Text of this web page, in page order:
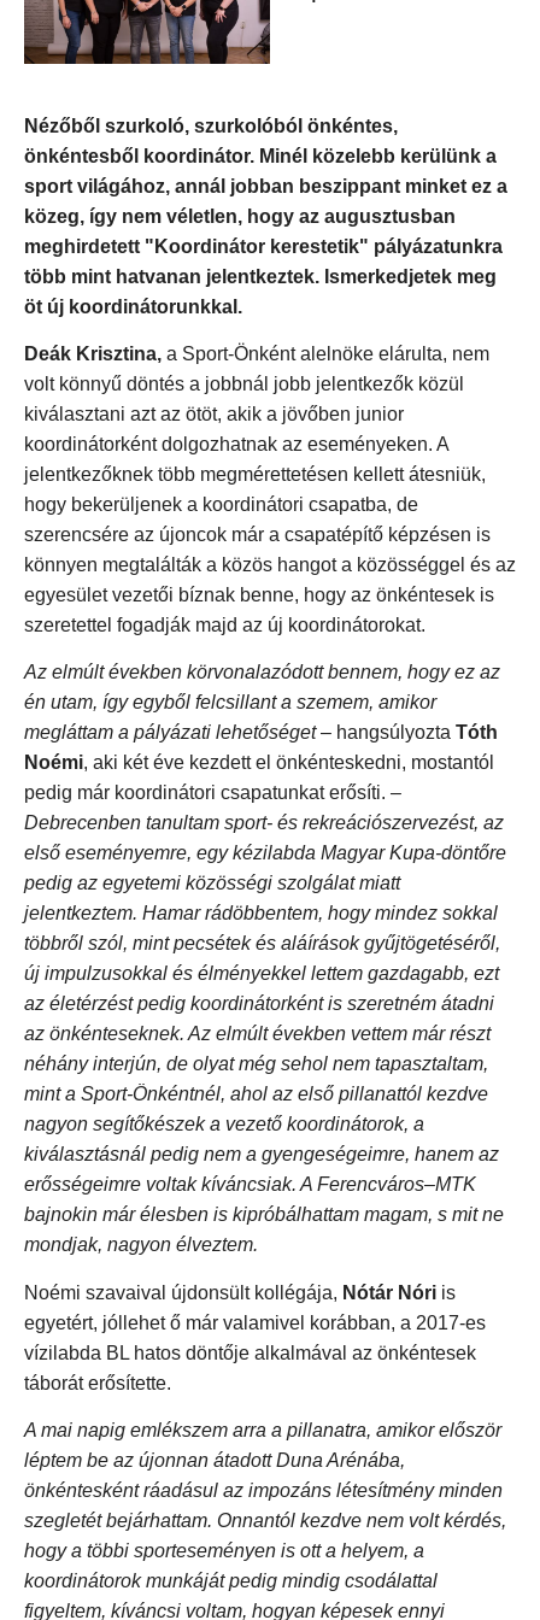
Nézőből szurkoló, szurkolóból önkéntes,
önkéntesből koordinátor. Minél közelebb kerülünk a
sport világához, annál jobban beszippant minket ez a
közeg, így nem véletlen, hogy az augusztusban
meghirdetett "Koordinátor kerestetik" pályázatunkra
több mint hatvanan jelentkeztek. Ismerkedjetek meg
öt új koordinátorunkkal.
Deák Krisztina, a Sport-Önként alelnöke elárulta, nem
volt könnyű döntés a jobbnál jobb jelentkezők közül
kiválasztani azt az ötöt, akik a jövőben junior
koordinátorként dolgozhatnak az eseményeken. A
jelentkezőknek több megmérettetésen kellett átesniük,
hogy bekerüljenek a koordinátori csapatba, de
szerencsére az újoncok már a csapatépítő képzésen is
könnyen megtalálták a közös hangot a közösséggel és az
egyesület vezetői bíznak benne, hogy az önkéntesek is
szeretettel fogadják majd az új koordinátorokat.
Az elmúlt években körvonalazódott bennem, hogy ez az
én utam, így egyből felcsillant a szemem, amikor
megláttam a pályázati lehetőséget– hangsúlyozta Tóth
Noémi, aki két éve kezdett el önkénteskedni, mostantól
pedig már koordinátori csapatunkat erősíti. –
Debrecenben tanultam sport- és rekreációszervezést, az
első eseményemre, egy kézilabda Magyar Kupa-döntőre
pedig az egyetemi közösségi szolgálat miatt
jelentkeztem. Hamar rádöbbentem, hogy mindez sokkal
többről szól, mint pecsétek és aláírások gyűjtögetéséről,
új impulzusokkal és élményekkel lettem gazdagabb, ezt
az életérzést pedig koordinátorként is szeretném átadni
az önkénteseknek. Az elmúlt években vettem már részt
néhány interjún, de olyat még sehol nem tapasztaltam,
mint a Sport-Önkéntnél, ahol az első pillanattól kezdve
nagyon segítőkészek a vezető koordinátorok, a
kiválasztásnál pedig nem a gyengeségeimre, hanem az
erősségeimre voltak kíváncsiak. A Ferencváros–MTK
bajnokin már élesben is kipróbálhattam magam, s mit ne
mondjak, nagyon élveztem.
Noémi szavaival újdonsült kollégája, Nótár Nóri is
egyetért, jóllehet ő már valamivel korábban, a 2017-es
vízilabda BL hatos döntője alkalmával az önkéntesek
táborát erősítette.
A mai napig emlékszem arra a pillanatra, amikor először
léptem be az újonnan átadott Duna Arénába,
önkéntesként ráadásul az impozáns létesítmény minden
szegletét bejárhattam. Onnantól kezdve nem volt kérdés,
hogy a többi sporteseményen is ott a helyem, a
koordinátorok munkáját pedig mindig csodálattal
figyeltem, kíváncsi voltam, hogyan képesek ennyi